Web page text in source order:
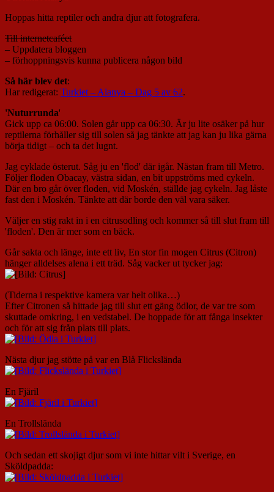
Hoppas hitta reptiler och andra djur att fotografera.
Till internetcaféet
– Uppdatera bloggen
– förhoppningsvis kunna publicera någon bild
Så här blev det:
Har redigerat: Turkiet – Alanya – Dag 5 av 62.
'Nuturrunda'
Gick upp ca 06:00. Solen går upp ca 06:30. Är ju lite osäker på hur
reptilerna förhåller sig till solen så jag tänkte att jag kan ju lika gärna
börja tidigt – och ta det lugnt.
Jag cyklade österut. Såg ju en 'flod' där igår. Nästan fram till Metro.
Följer floden Obacay, västra sidan, en bit uppströms med cykeln.
Där en bro går över floden, vid Moskén, ställde jag cykeln. Jag låste
fast den i Moskén. Tänkte att där borde den väl vara säker.
Väljer en stig rakt in i en citrusodling och kommer så till slut fram till
'floden'. Den är mer som en bäck.
Går sakta och länge, inte ett liv, En stor fin mogen Citrus (Citron)
hänger alldelses alena i ett träd. Såg vacker ut tycker jag:
(Tiderna i respektive kamera var helt olika…)
Efter Citronen så hittade jag till slut ett gäng ödlor, de var tre som
skuttade omkring, i en vedstabel. De hoppade för att fånga insekter
och för att sig från plats till plats.
Nästa djur jag stötte på var en Blå Flickslända
En Fjäril
En Trollslända
Och sedan ett skojigt djur som vi inte hittar vilt i Sverige, en
Sköldpadda: